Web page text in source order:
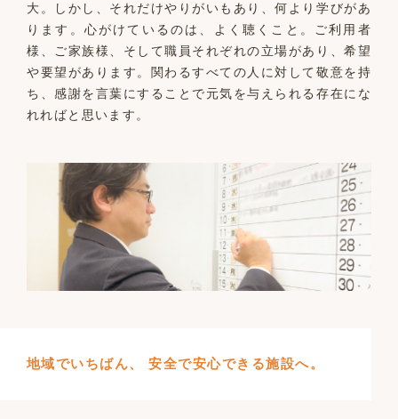
大。しかし、それだけやりがいもあり、何より学びがあ
ります。心がけているのは、よく聴くこと。ご利用者
様、ご家族様、そして職員それぞれの立場があり、希望
や要望があります。関わるすべての人に対して敬意を持
ち、感謝を言葉にすることで元気を与えられる存在にな
れればと思います。
地域でいちばん、 安全で安心できる施設へ。